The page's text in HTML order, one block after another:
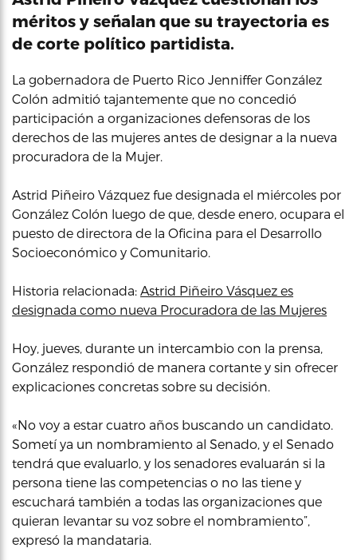
méritos y señalan que su trayectoria es
de corte político partidista.
La gobernadora de Puerto Rico Jenniffer González
Colón admitió tajantemente que no concedió
participación a organizaciones defensoras de los
derechos de las mujeres antes de designar a la nueva
procuradora de la Mujer.
Astrid Piñeiro Vázquez fue designada el miércoles por
González Colón luego de que, desde enero, ocupara el
puesto de directora de la Oficina para el Desarrollo
Socioeconómico y Comunitario.
Historia relacionada: Astrid Piñeiro Vásquez es
designada como nueva Procuradora de las Mujeres
Hoy, jueves, durante un intercambio con la prensa,
González respondió de manera cortante y sin ofrecer
explicaciones concretas sobre su decisión.
«No voy a estar cuatro años buscando un candidato.
Sometí ya un nombramiento al Senado, y el Senado
tendrá que evaluarlo, y los senadores evaluarán si la
persona tiene las competencias o no las tiene y
escuchará también a todas las organizaciones que
quieran levantar su voz sobre el nombramiento”,
expresó la mandataria.